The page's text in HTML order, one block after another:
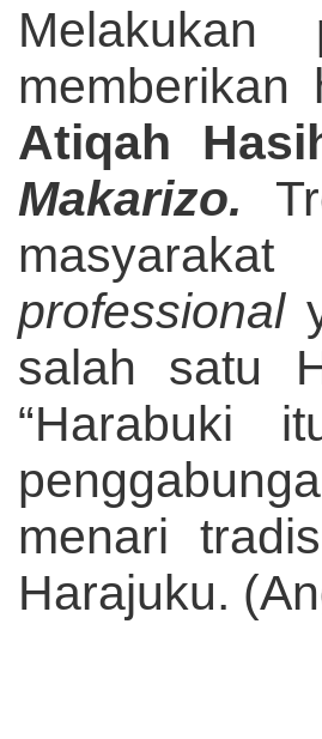
Melakukan
Atiqah
Makarizo.
professional
salah satu
“Harabuki
menari
Harajuku.